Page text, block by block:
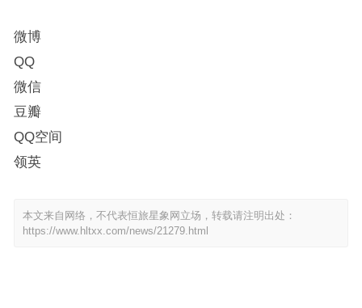
微博
QQ
微信
豆瓣
QQ空间
领英
本文来自网络，不代表恒旅星象网立场，转载请注明出处：
https://www.hltxx.com/news/21279.html